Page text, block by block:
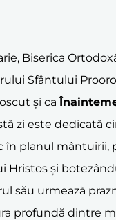
Biserica
Sfântului
și ca
zi este dedicată
în planul mântuirii,
Hristos și
său urmează
profundă dintre